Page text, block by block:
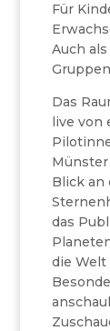
Für
Auch
Das
live von
Blick an
das
die Welt